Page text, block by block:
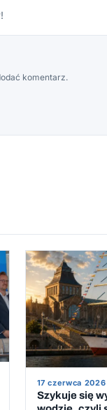
komentarz.
17 czerwca 2026
Szykuje się